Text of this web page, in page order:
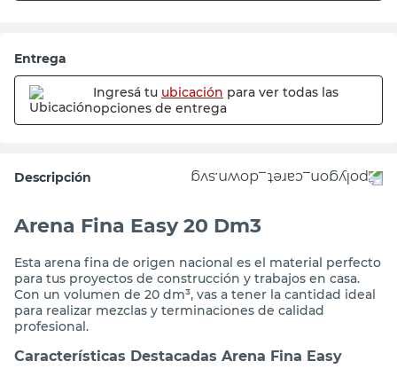
Entrega
Ingresá tu ubicación para ver todas las
opciones de entrega
Descripción
Arena Fina Easy 20 Dm3
Esta arena fina de origen nacional es el material perfecto
para tus proyectos de construcción y trabajos en casa.
Con un volumen de 20 dm³, vas a tener la cantidad ideal
para realizar mezclas y terminaciones de calidad
profesional.
Características Destacadas Arena Fina Easy